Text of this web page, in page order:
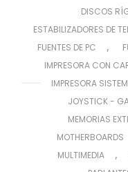
DISCOS
ESTABILIZADORES DE
FUENTES DE PC ,
IMPRESORA CON
IMPRESORA
JOYSTICK -
MEMORIAS
MOTHERBOARDS
MULTIMEDIA ,